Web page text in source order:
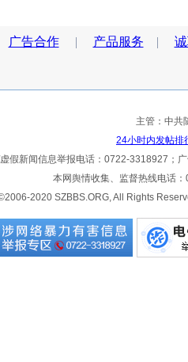
广告合作| 产品服务 |
主管：中
24小时内发帖排
假新闻信息举报电话：0722-3318927；
本网舆情收集、监督热线电话
2020 SZBBS.ORG, All Rights